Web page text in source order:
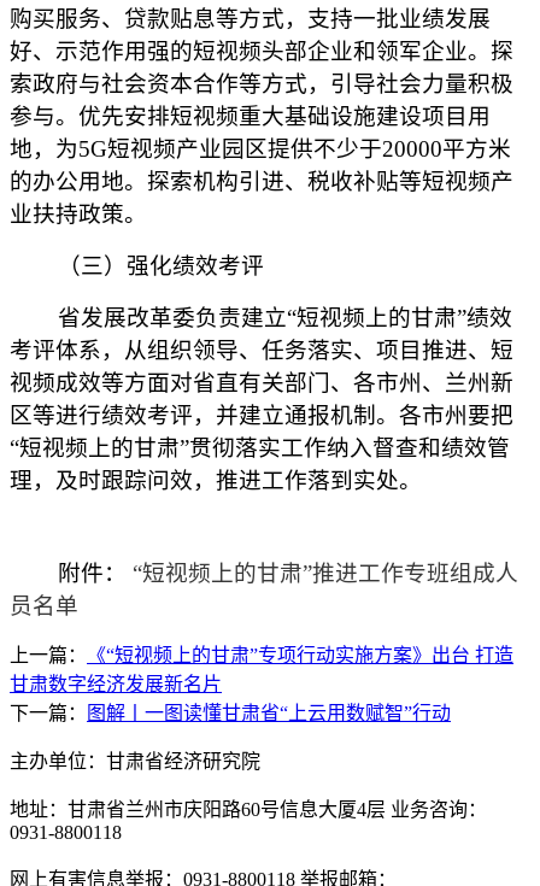
购买服务、贷款贴息等方式，支持一批业绩发展
好、示范作用强的短视频头部企业和领军企业。探
索政府与社会资本合作等方式，引导社会力量积极
参与。优先安排短视频重大基础设施建设项目用
地，为5G短视频产业园区提供不少于20000平方米
的办公用地。探索机构引进、税收补贴等短视频产
业扶持政策。
（三）强化绩效考评
省发展改革委负责建立“短视频上的甘肃”绩效
考评体系，从组织领导、任务落实、项目推进、短
视频成效等方面对省直有关部门、各市州、兰州新
区等进行绩效考评，并建立通报机制。各市州要把
“短视频上的甘肃”贯彻落实工作纳入督查和绩效管
理，及时跟踪问效，推进工作落到实处。
附件：
“短视频上的甘肃”推进工作专班组成人
员名单
上一篇：
《“短视频上的甘肃”专项行动实施方案》出台 打造
甘肃数字经济发展新名片
下一篇：
图解丨一图读懂甘肃省“上云用数赋智”行动
主办单位：甘肃省经济研究院
地址：甘肃省兰州市庆阳路60号信息大厦4层 业务咨询：
0931-8800118
网上有害信息举报：0931-8800118 举报邮箱：